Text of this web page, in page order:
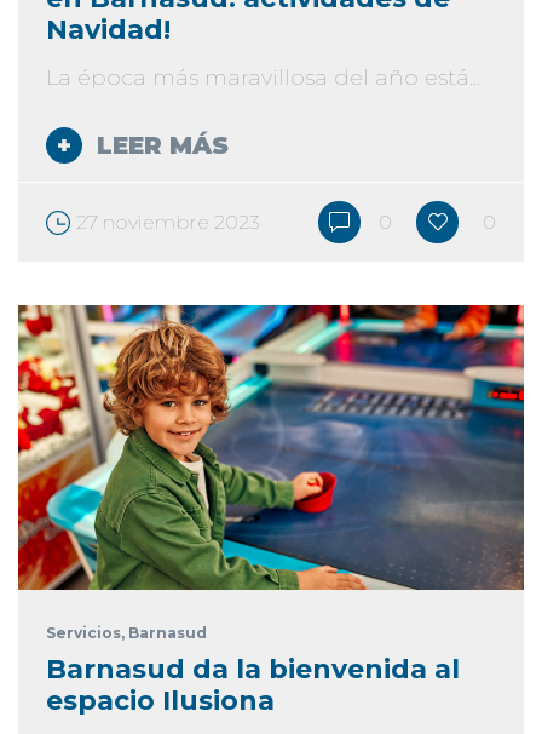
Navidad!
La época más maravillosa del año está...
LEER MÁS
27 noviembre 2023 0 0
Servicios, Barnasud
Barnasud da la bienvenida al
espacio Ilusiona